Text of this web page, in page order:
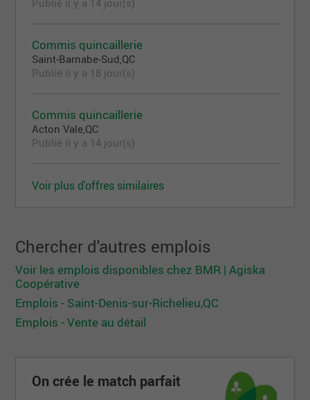
Commis quincaillerie
Saint-Barnabe-Sud,QC
Publié il y a 18 jour(s)
Commis quincaillerie
Acton Vale,QC
Publié il y a 14 jour(s)
Voir plus d'offres similaires
Chercher d'autres emplois
Voir les emplois disponibles chez BMR | Agiska
Coopérative
Emplois - Saint-Denis-sur-Richelieu,QC
Emplois - Vente au détail
On crée le match parfait